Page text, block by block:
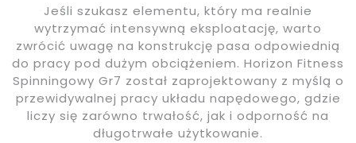
Jeśli szukasz elementu, który ma realnie
wytrzymać intensywną eksploatację, warto
zwrócić uwagę na konstrukcję pasa odpowiednią
do pracy pod dużym obciążeniem. Horizon Fitness
Spinningowy Gr7 został zaprojektowany z myślą o
przewidywalnej pracy układu napędowego, gdzie
liczy się zarówno trwałość, jak i odporność na
długotrwałe użytkowanie.